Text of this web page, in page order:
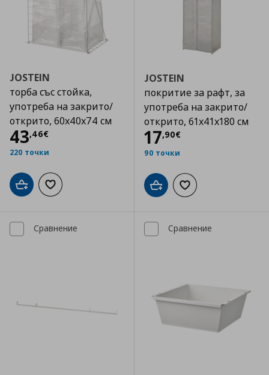
JOSTEIN
торба със стойка,
употреба на закрито/
открито, 60x40x74 см
43,46€
Цена
220 точки
Добави в кошницата
Добави към списъка с любими
JOSTEIN
покритие за рафт, за
употреба на закрито/
открито, 61x41x180 см
17,90€
Цена
90 точки
Добави в кошницата
Добави към
Сравнение Сравнение